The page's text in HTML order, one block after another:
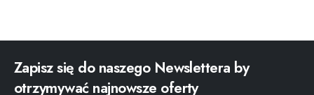
Zapisz się do naszego Newslettera by
otrzymywać najnowsze oferty